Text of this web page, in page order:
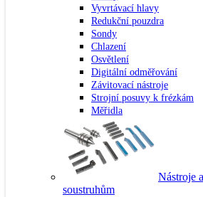
Vyvrtávací hlavy
Redukční pouzdra
Sondy
Chlazení
Osvětlení
Digitální odměřování
Závitovací nástroje
Strojní posuvy k frézkám
Měřidla
Nástroje
soustruhům